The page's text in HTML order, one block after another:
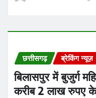
छत्तीसगढ़ ब्रेकिंग न्यूज़
बिलासपुर में बुजुर्ग
करीब 2 लाख रुपए